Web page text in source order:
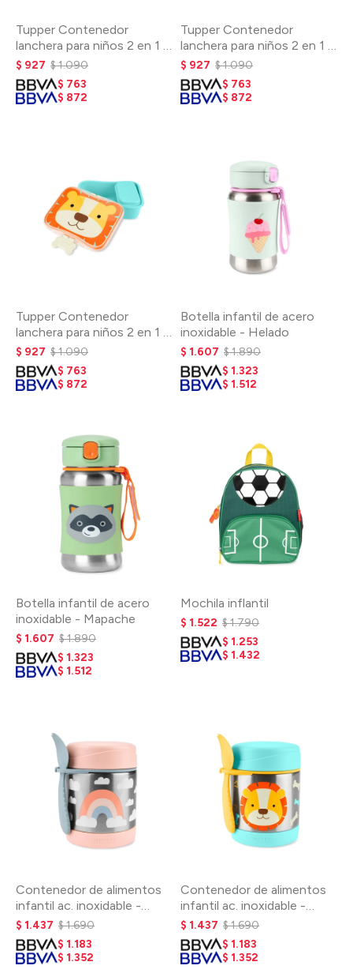
Tupper Contenedor
lanchera para niños 2 en 1 -
Arcoíris
$ 927 $1.090
$ 763
$ 872
Tupper Contenedor
lanchera para niños 2 en 1 -
Cohete
$ 927 $1.090
$ 763
$ 872
Tupper Contenedor
lanchera para niños 2 en 1 -
León
$ 927 $1.090
$ 763
$ 872
Botella infantil de acero
inoxidable - Helado
$ 1.607 $1.890
$ 1.323
$ 1.512
Botella infantil de acero
inoxidable - Mapache
$ 1.607 $1.890
$ 1.323
$ 1.512
Mochila inflantil
$ 1.522 $1.790
$ 1.253
$ 1.432
Contenedor de alimentos
infantil ac. inoxidable -
Arcoíris
$ 1.437 $1.690
$ 1.183
$ 1.352
Contenedor de alimentos
infantil ac. inoxidable -
León
$ 1.437 $1.690
$ 1.183
$ 1.352